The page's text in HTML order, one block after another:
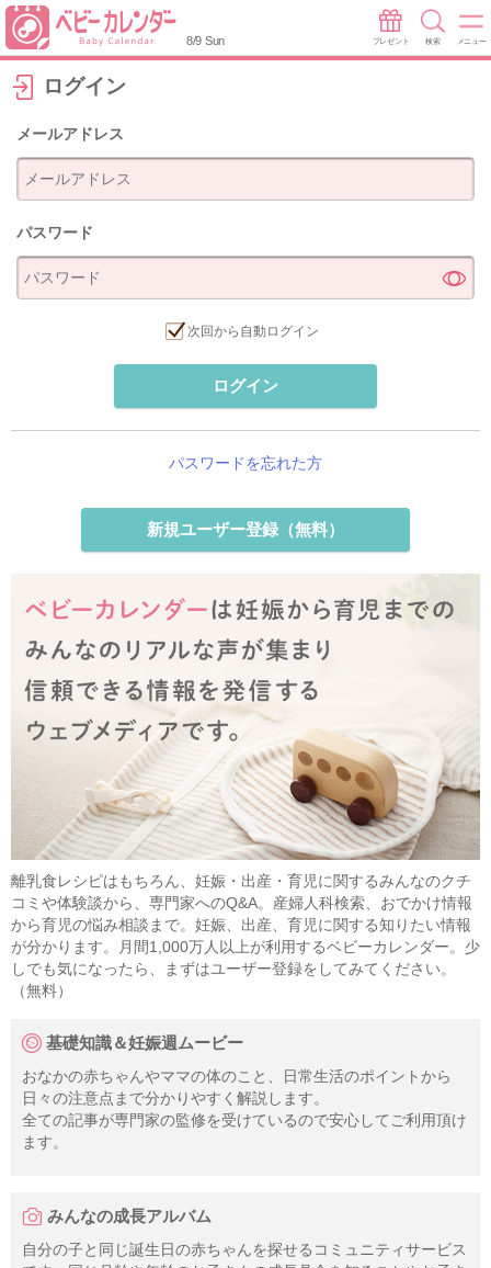
8/9 Sun プレゼント 検索 メニュー
ログイン
メールアドレス
パスワード
次回から自動ログイン
ログイン
パスワードを忘れた方
新規ユーザー登録（無料）
離乳食レシピはもちろん、妊娠・出産・育児に関するみんなのクチ
コミや体験談から、専門家へのQ&A。産婦人科検索、おでかけ情報
から育児の悩み相談まで。妊娠、出産、育児に関する知りたい情報
が分かります。月間1,000万人以上が利用するベビーカレンダー。少
しでも気になったら、まずはユーザー登録をしてみてください。
（無料）
基礎知識＆妊娠週ムービー
おなかの赤ちゃんやママの体のこと、日常生活のポイントから
日々の注意点まで分かりやすく解説します。
全ての記事が専門家の監修を受けているので安心してご利用頂け
ます。
みんなの成長アルバム
自分の子と同じ誕生日の赤ちゃんを探せるコミュニティサービス